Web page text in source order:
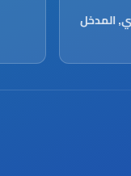
المدخل